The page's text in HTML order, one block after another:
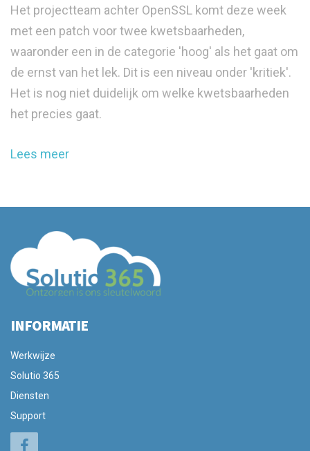
Het projectteam achter OpenSSL komt deze week
met een patch voor twee kwetsbaarheden,
waaronder een in de categorie 'hoog' als het gaat om
de ernst van het lek. Dit is een niveau onder 'kritiek'.
Het is nog niet duidelijk om welke kwetsbaarheden
het precies gaat.
Lees meer
INFORMATIE
Werkwijze
Solutio 365
Diensten
Support